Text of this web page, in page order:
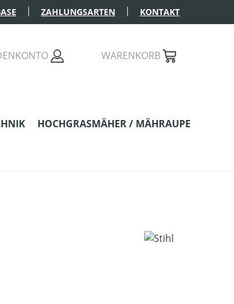
ZAHLUNGSARTEN KONTAKT
WARENKORB
HOCHGRASMÄHER / MÄHRAUPE